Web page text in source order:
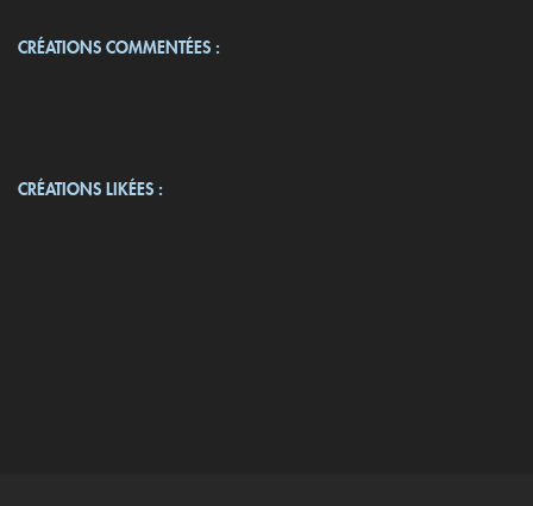
CRÉATIONS COMMENTÉES :
CRÉATIONS LIKÉES :